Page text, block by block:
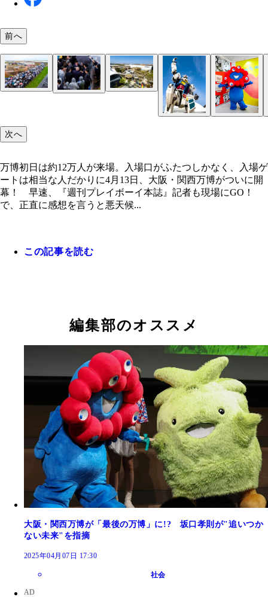
前へ
次へ
万博初日は約12万人が来場。入場口がふたつしかなく、入場ゲ
ートは相当な人だかりに4月13日、大阪・関西万博がついに開
幕！ 早速、『週刊プレイボーイ本誌』記者も現場にGO！
で、正直に感想を言うと悪天候...
この記事を読む
編集部のオススメ
大阪・関西万博が「最後の万博」に!? 坂口孝則が"追いつか
ない未来"を指摘
2025年04月07日 17:30
社会